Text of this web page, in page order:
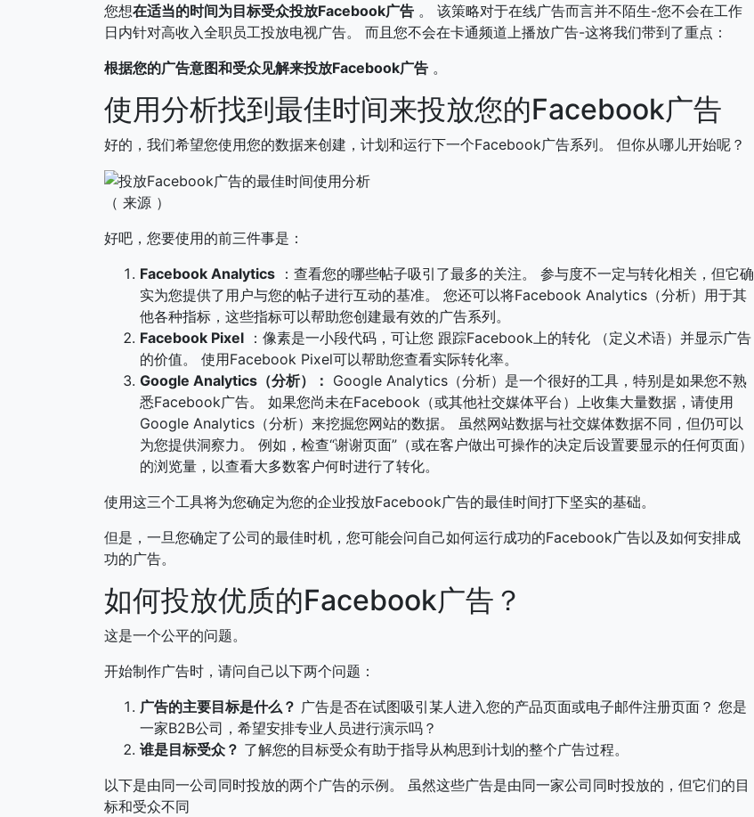
您想在适当的时间为目标受众投放Facebook广告 。 该策略对于在线广告而言并不陌生-您不会在工作
日内针对高收入全职员工投放电视广告。 而且您不会在卡通频道上播放广告-这将我们带到了重点：
根据您的广告意图和受众见解来投放Facebook广告 。
使用分析找到最佳时间来投放您的Facebook广告
好的，我们希望您使用您的数据来创建，计划和运行下一个Facebook广告系列。 但你从哪儿开始呢？
（ 来源 ）
好吧，您要使用的前三件事是：
Facebook Analytics ：查看您的哪些帖子吸引了最多的关注。 参与度不一定与转化相关，但它确
实为您提供了用户与您的帖子进行互动的基准。 您还可以将Facebook Analytics（分析）用于其
他各种指标，这些指标可以帮助您创建最有效的广告系列。
Facebook Pixel ：像素是一小段代码，可让您 跟踪Facebook上的转化 （定义术语）并显示广告
的价值。 使用Facebook Pixel可以帮助您查看实际转化率。
Google Analytics（分析）： Google Analytics（分析）是一个很好的工具，特别是如果您不熟
悉Facebook广告。 如果您尚未在Facebook（或其他社交媒体平台）上收集大量数据，请使用
Google Analytics（分析）来挖掘您网站的数据。 虽然网站数据与社交媒体数据不同，但仍可以
为您提供洞察力。 例如，检查“谢谢页面”（或在客户做出可操作的决定后设置要显示的任何页面）
的浏览量，以查看大多数客户何时进行了转化。
使用这三个工具将为您确定为您的企业投放Facebook广告的最佳时间打下坚实的基础。
但是，一旦您确定了公司的最佳时机，您可能会问自己如何运行成功的Facebook广告以及如何安排成
功的广告。
如何投放优质的Facebook广告？
这是一个公平的问题。
开始制作广告时，请问自己以下两个问题：
广告的主要目标是什么？ 广告是否在试图吸引某人进入您的产品页面或电子邮件注册页面？ 您是
一家B2B公司，希望安排专业人员进行演示吗？
谁是目标受众？ 了解您的目标受众有助于指导从构思到计划的整个广告过程。
以下是由同一公司同时投放的两个广告的示例。 虽然这些广告是由同一家公司同时投放的，但它们的目
标和受众不同